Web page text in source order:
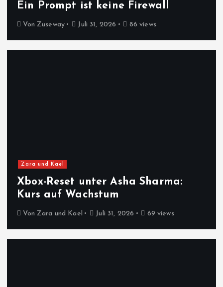
Ein Prompt ist keine Firewall
Von Zuseway Juli 31, 2026 86 views
Zara und Kael
Xbox-Reset unter Asha Sharma:
Kurs auf Wachstum
Von Zara und Kael Juli 31, 2026 69 views